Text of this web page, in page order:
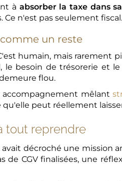
à absorber la taxe dans
n'est pas seulement
un reste
humain, mais rarement
le besoin de trésorerie et
flou.
accompagnement mêlant
peut réellement
tout reprendre
décroché une mission
de CGV finalisées, une